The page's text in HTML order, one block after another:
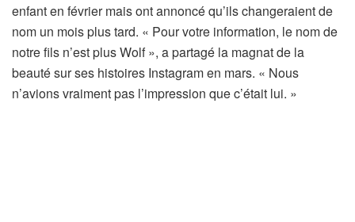
enfant en février mais ont annoncé qu’ils changeraient de
nom un mois plus tard. « Pour votre information, le nom de
notre fils n’est plus Wolf », a partagé la magnat de la
beauté sur ses histoires Instagram en mars. « Nous
n’avions vraiment pas l’impression que c’était lui. »